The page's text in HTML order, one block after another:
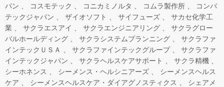
パン
コスモテック コニカミノルタ コムラ製作所
コンバ
テックジャパン
ザイオソフト サイフューズ
サカセ化学工
業
サクラエスアイ サクラエンジニアリング
サクラグロー
バルホールディング
サクラシステムプランニング
サクラファ
インテックＵＳＡ
サクラファインテックグループ
サクラファ
インテックジャパン
サクラヘルスケアサポート
サクラ精機
シーホネンス
シーメンス・ヘルシニアーズ
シーメンスヘルス
ケア
シーメンスヘルスケア・ダイアグノスティクス
シェアメ